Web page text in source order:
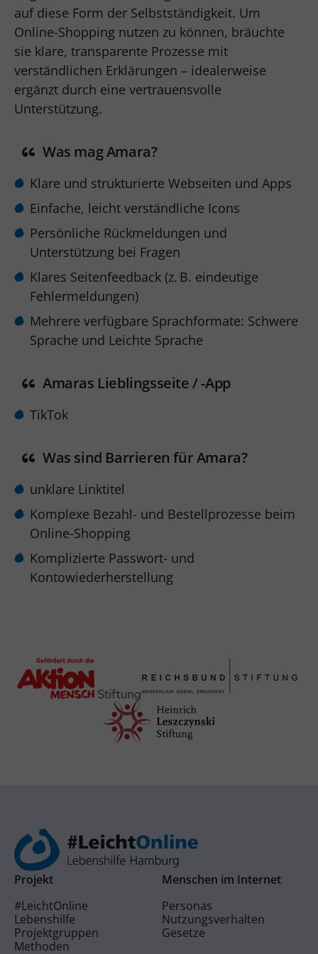
auf diese Form der Selbstständigkeit. Um
Online-Shopping nutzen zu können, bräuchte
sie klare, transparente Prozesse mit
verständlichen Erklärungen – idealerweise
ergänzt durch eine vertrauensvolle
Unterstützung.
Was mag Amara?
Klare und strukturierte Webseiten und Apps
Einfache, leicht verständliche Icons
Persönliche Rückmeldungen und
Unterstützung bei Fragen
Klares Seitenfeedback (z. B. eindeutige
Fehlermeldungen)
Mehrere verfügbare Sprachformate: Schwere
Sprache und Leichte Sprache
Amaras Lieblingsseite / -App
TikTok
Was sind Barrieren für Amara?
unklare Linktitel
Komplexe Bezahl- und Bestellprozesse beim
Online-Shopping
Komplizierte Passwort- und
Kontowiederherstellung
Projekt
#LeichtOnline
Lebenshilfe
Projektgruppen
Methoden
Menschen im Internet
Personas
Nutzungsverhalten
Gesetze